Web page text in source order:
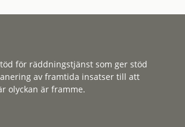
för räddningstjänst som ger stöd
av framtida insatser till att
olyckan är framme.